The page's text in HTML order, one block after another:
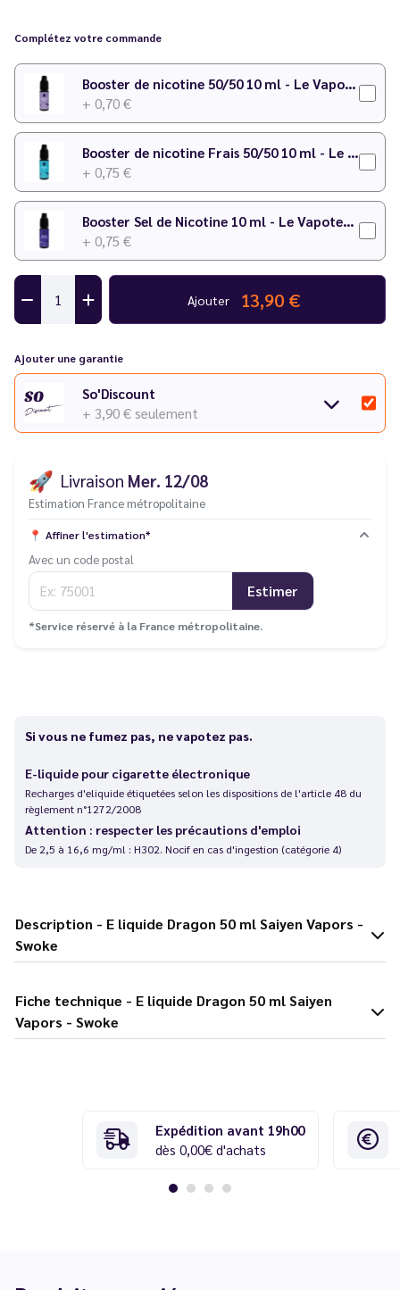
Complétez votre commande
Booster de nicotine 50/50 10 ml - Le Vapoteur Discount
+ 0,70 €
Booster de nicotine Frais 50/50 10 ml - Le Vapoteur Discount
+ 0,75 €
Booster Sel de Nicotine 10 ml - Le Vapoteur Discount
+ 0,75 €
Ajouter 13,90 €
Ajouter une garantie
So'Discount
+ 3,90 € seulement
🚀 Livraison Mer. 12/08
Estimation France métropolitaine
📍 Affiner l'estimation*
Avec un code postal
Estimer
*Service réservé à la France métropolitaine.
Si vous ne fumez pas, ne vapotez pas.
E-liquide pour cigarette électronique
Recharges d'eliquide étiquetées selon les dispositions de l'article 48 du
règlement n°1272/2008
Attention : respecter les précautions d'emploi
De 2,5 à 16,6 mg/ml : H302. Nocif en cas d'ingestion (catégorie 4)
Description - E liquide Dragon 50 ml Saiyen Vapors -
Swoke
Fiche technique - E liquide Dragon 50 ml Saiyen
Vapors - Swoke
Expédition avant 19h00
dès 0,00€ d'achats